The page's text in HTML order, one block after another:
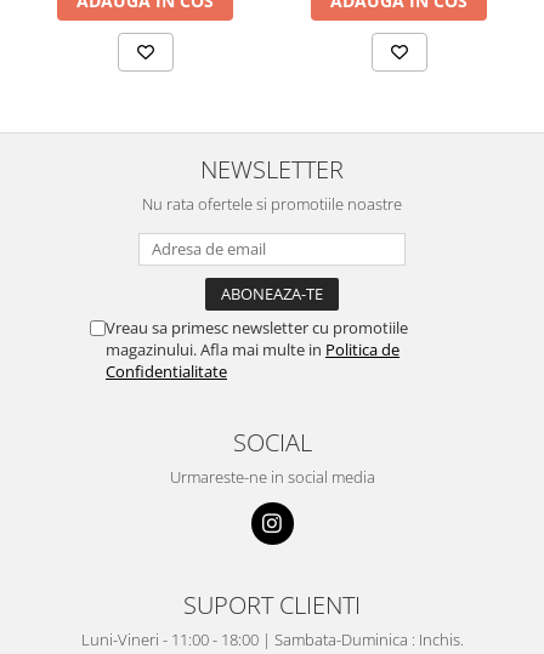
NEWSLETTER
Nu rata ofertele si promotiile noastre
Vreau sa primesc newsletter cu promotiile
magazinului. Afla mai multe in Politica de
Confidentialitate
SOCIAL
Urmareste-ne in social media
SUPORT CLIENTI
Luni-Vineri - 11:00 - 18:00 | Sambata-Duminica : Inchis.